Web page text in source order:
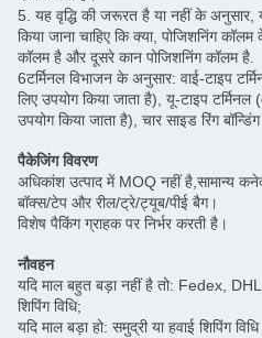
5. यह वृद्धि की जरूरत है या नहीं के अनुसार,
किया जाना चाहिए कि क्या, पोजिशनिंग
कॉलम है और दूसरे कान पोजिशनिंग कॉलम है.
6टर्मिनल विभाजन के अनुसार: वाई-टाइप
लिए उपयोग किया जाता है), यू-टाइप
उपयोग किया जाता है), चार साइड रिंग बॉन्डिंग
पैकेजिंग विवरण
अधिकांश उत्पाद में MOQ नहीं है,सामान्य
बॉक्स/टेप और रील/ट्रे/ट्यूब/पीई बैग।
विशेष पैकिंग ग्राहक पर निर्भर करती है।
नौवहन
यदि माल बहुत बड़ा नहीं है तो: Fedex,
शिपिंग विधि;
यदि माल बड़ा हो: समुद्री या हवाई शिपिंग